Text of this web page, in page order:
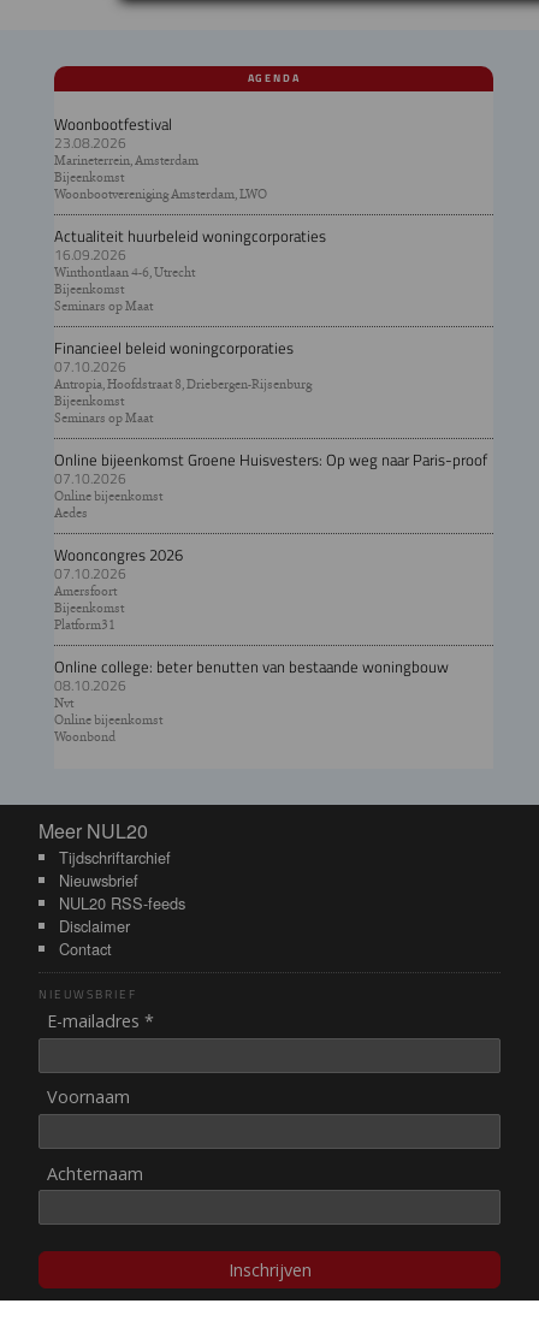
AGENDA
Woonbootfestival
23.08.2026
Marineterrein, Amsterdam
Bijeenkomst
Woonbootvereniging Amsterdam, LWO
Actualiteit huurbeleid woningcorporaties
16.09.2026
Winthontlaan 4-6, Utrecht
Bijeenkomst
Seminars op Maat
Financieel beleid woningcorporaties
07.10.2026
Antropia, Hoofdstraat 8, Driebergen-Rijsenburg
Bijeenkomst
Seminars op Maat
Online bijeenkomst Groene Huisvesters: Op weg naar Paris-proof
07.10.2026
Online bijeenkomst
Aedes
Wooncongres 2026
07.10.2026
Amersfoort
Bijeenkomst
Platform31
Online college: beter benutten van bestaande woningbouw
08.10.2026
Nvt
Online bijeenkomst
Woonbond
Meer NUL20
Meer NUL20
Tijdschriftarchief
Nieuwsbrief
NUL20 RSS-feeds
Disclaimer
Contact
NIEUWSBRIEF
E-mailadres *
Voornaam
Achternaam
Inschrijven